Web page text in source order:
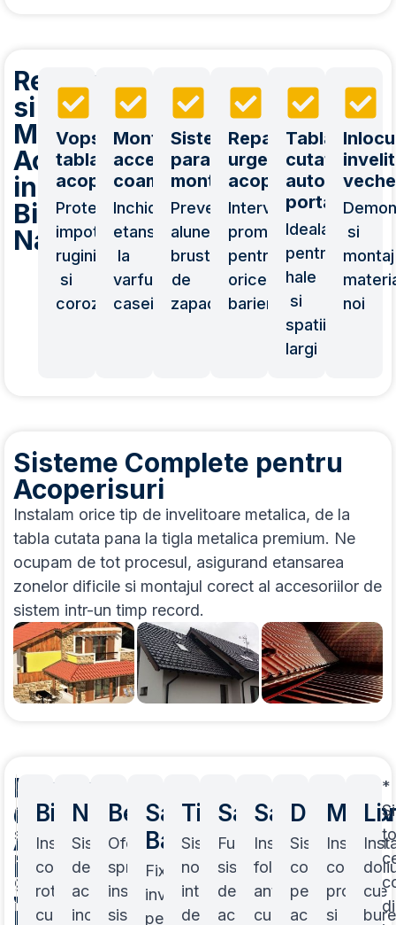
Reparatii
si
Montaj
Acoperis
in
Bistrita-
Nasaud
Vopsire
tabla
acoperis
Protectie
impotriva
ruginii
si
coroziunii
Montaj
accesorii
coama
Inchidere
etansa
la
varful
casei
Sisteme
parazapezi
montaj
Prevenirea
alunecarilor
bruste
de
zapada
Reparatii
urgente
acoperis
Interventii
prompte
pentru
orice
bariera
Tabla
cutata
auto-
portanta
Ideala
pentru
hale
si
spatii
largi
veche
si
montaj
noi
Sisteme Complete pentru
Acoperisuri
Instalam orice tip de invelitoare metalica, de la
tabla cutata pana la tigla metalica premium. Ne
ocupam de tot procesul, asigurand etansarea
zonelor dificile si montajul corect al accesoriilor de
sistem intr-un timp record.
Lucrari
de
Acoperis
in
Judetul
Oferim
consultanta
si
masuratori
gratuite
in
Principale
Localitati
Deservite
Bistrita
Instalam
coame
rotunde
cu
Nasaud
Sistemul
de
acoperis
include
Beclean
Oferim
spre
instalare
sisteme
Sangeorz-
Bai
Fixarea
invelitorii
pe
Ticau
Sistemul
nostru
integrat
de
Sant
Furnizam
sisteme
de
acoperisuri
Salva
Instalam
folie
anticondens
cu
Dumitra
Sistemul
complet
pentru
acoperis
Instalam
coame
profilate
si
cu
*
Si